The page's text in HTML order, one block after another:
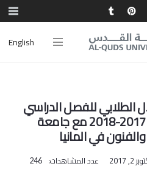
English
الطلابي للفصل الدراسي
الثاني من العام الأكاديمي 2017-2018 مع جامعة
في المانيا
2, 2017 عدد المشاهدات: 246